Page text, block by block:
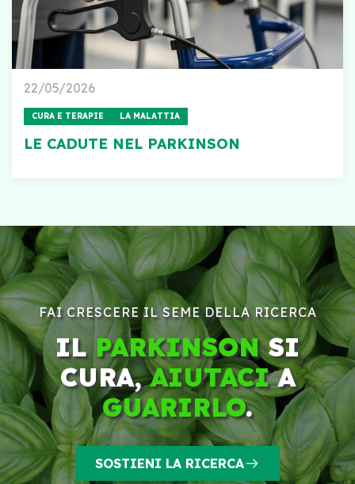
22/05/2026
CURA E TERAPIE LA MALATTIA
LE CADUTE NEL PARKINSON
FAI CRESCERE IL SEME DELLA RICERCA
ILPARKINSONSI
CURA,AIUTACIA
GUARIRLO.
SOSTIENI LA RICERCA